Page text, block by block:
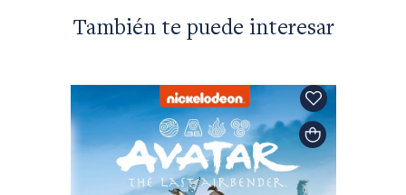
También te puede interesar